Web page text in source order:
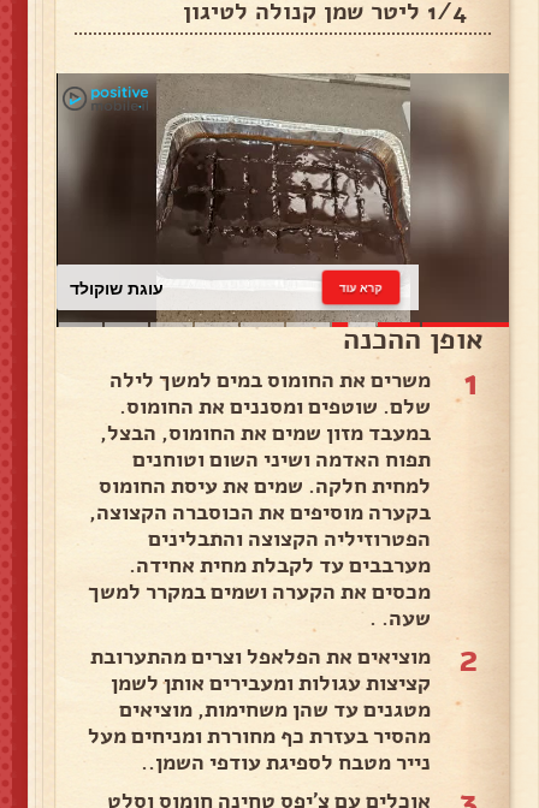
1/4 ליטר שמן קנולה לטיגון
עוגת שוקולד קרא עוד
אופן ההכנה
1
משרים את החומוס במים למשך לילה
שלם. שוטפים ומסננים את החומוס.
במעבד מזון שמים את החומוס, הבצל,
תפוח האדמה ושיני השום וטוחנים
למחית חלקה. שמים את עיסת החומוס
בקערה מוסיפים את הכוסברה הקצוצה,
הפטרוזיליה הקצוצה והתבלינים
מערבבים עד לקבלת מחית אחידה.
מכסים את הקערה ושמים במקרר למשך
שעה. .
2
מוציאים את הפלאפל וצרים מהתערובת
קציצות עגולות ומעבירים אותן לשמן
מטגנים עד שהן משחימות, מוציאים
מהסיר בעזרת כף מחוררת ומניחים מעל
נייר מטבח לספיגת עודפי השמן..
אוכלים עם צ'יפס טחינה חומוס וסלט